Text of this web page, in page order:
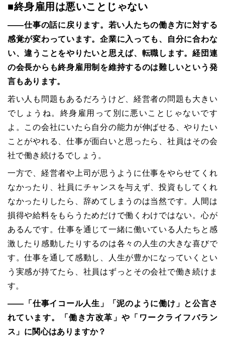
■終身雇用は悪いことじゃない
――仕事の話に戻ります。若い人たちの働き方に対する
感覚が変わっています。企業に入っても、自分に合わな
い、違うことをやりたいと思えば、転職します。経団連
の会長からも終身雇用制を維持するのは難しいという発
言もあります。
若い人も問題もあるだろうけど、経営者の問題も大きい
でしょうね。終身雇用って別に悪いことじゃないです
よ。この会社にいたら自分の能力が伸ばせる、やりたい
ことがやれる、仕事が面白いと思ったら、社員はその会
社で働き続けるでしょう。
一方で、経営者や上司が思うように仕事をやらせてくれ
なかったり、社員にチャンスを与えず、投資もしてくれ
なかったりしたら、辞めてしまうのは当然です。人間は
損得や給料をもらうためだけで働くわけではない。心が
あるんです。仕事を通じて一緒に働いている人たちと感
激したり感動したりするのは各々の人生の大きな喜びで
す。仕事を通して感動し、人生が豊かになっていくとい
う実感が持てたら、社員はずっとその会社で働き続けま
す。
――「仕事イコール人生」「泥のように働け」と公言さ
れています。「働き方改革」や「ワークライフバラン
ス」に関心はありますか？